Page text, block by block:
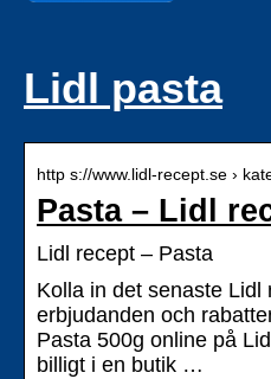
Lidl pasta
http s://www.lidl-recept.se ›
Pasta – Lidl
Lidl recept – Pasta
Kolla in det senaste
erbjudanden och
Pasta 500g online på
billigt i en butik …